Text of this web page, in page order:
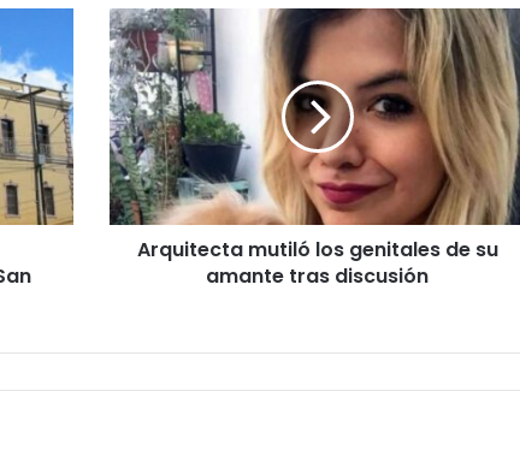
Arquitecta
mutiló
los
genitales
de
su
amante
tras
discusión
Arquitecta mutiló los genitales de su
amante tras discusión